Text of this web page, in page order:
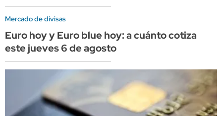
Mercado de divisas
Euro hoy y Euro blue hoy: a cuánto cotiza
este jueves 6 de agosto